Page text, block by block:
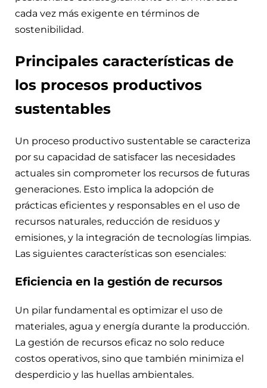
cada vez más exigente en términos de
sostenibilidad.
Principales características de
los procesos productivos
sustentables
Un proceso productivo sustentable se caracteriza
por su capacidad de satisfacer las necesidades
actuales sin comprometer los recursos de futuras
generaciones. Esto implica la adopción de
prácticas eficientes y responsables en el uso de
recursos naturales, reducción de residuos y
emisiones, y la integración de tecnologías limpias.
Las siguientes características son esenciales:
Eficiencia en la gestión de recursos
Un pilar fundamental es optimizar el uso de
materiales, agua y energía durante la producción.
La gestión de recursos eficaz no solo reduce
costos operativos, sino que también minimiza el
desperdicio y las huellas ambientales.